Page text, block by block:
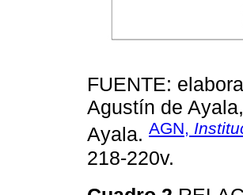
FUENTE:
Agustín de
Ayala. AGN,
218-220v.